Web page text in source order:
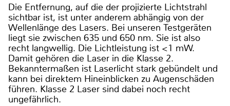
Die Entfernung, auf die der projizierte Lichtstrahl
sichtbar ist, ist unter anderem abhängig von der
Wellenlänge des Lasers. Bei unseren Testgeräten
liegt sie zwischen 635 und 650 nm. Sie ist also
recht langwellig. Die Lichtleistung ist <1 mW.
Damit gehören die Laser in die Klasse 2.
Bekanntermaßen ist Laserlicht stark gebündelt und
kann bei direktem Hineinblicken zu Augenschäden
führen. Klasse 2 Laser sind dabei noch recht
ungefährlich.